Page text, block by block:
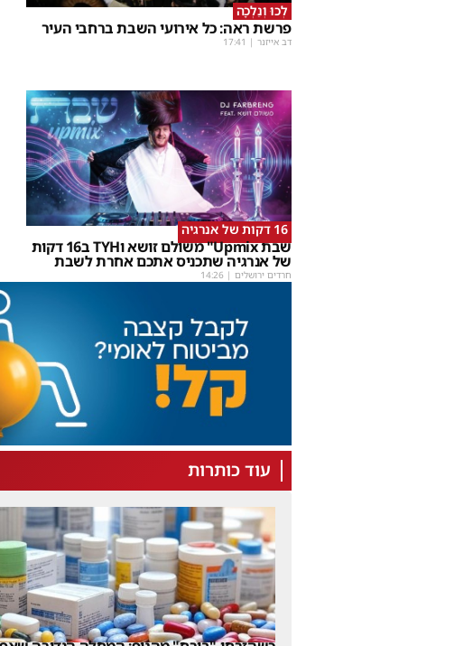
לְכוּ וְנֵלְכָה
פרשת ראה: כל אירועי השבת ברחבי העיר
דב אייזנר |
17:41
16 דקות של אנרגיה
שבת Upmix" משולם זושא וTYH ב16 דקות
של אנרגיה שתכניס אתכם אחרת לשבת
חרדים ירושלים |
14:26
עוד כותרות